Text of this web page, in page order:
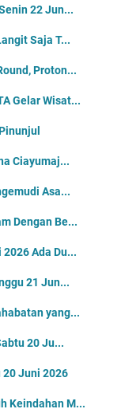
22 Jun...
Saja T...
Proton...
Gelar Wisat...
Ciayumaj...
Asa...
Dengan Be...
Ada Du...
21 Jun...
yang...
20 Ju...
Juni 2026
Keindahan M...